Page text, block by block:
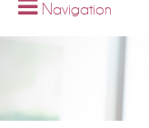
Navigation